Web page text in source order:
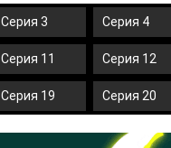
Серия 3 Серия 4
Серия 11 Серия 12
Серия 19 Серия 20